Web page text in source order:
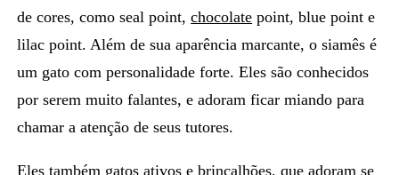
de cores, como seal point,chocolate point, blue point e
lilac point. Além de sua aparência marcante, osiamês é
um gato com personalidade forte. Eles são conhecidos
por serem muito falantes, e adoram ficar miando para
chamar a atenção de seus tutores.
Eles também gatosativos e brincalhões, que adoram se